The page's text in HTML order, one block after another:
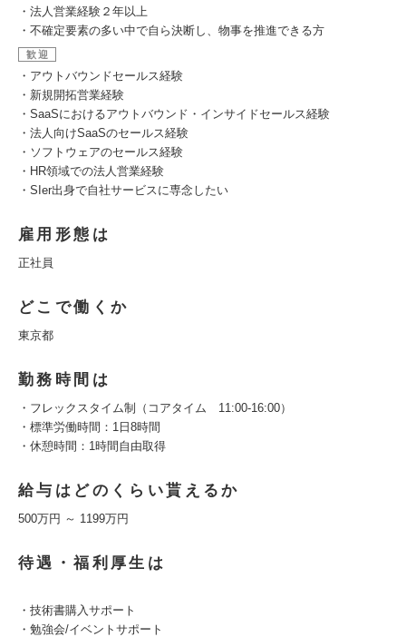
・法人営業経験２年以上
・不確定要素の多い中で自ら決断し、物事を推進できる方
歓迎
・アウトバウンドセールス経験
・新規開拓営業経験
・SaaSにおけるアウトバウンド・インサイドセールス経験
・法人向けSaaSのセールス経験
・ソフトウェアのセールス経験
・HR領域での法人営業経験
・SIer出身で自社サービスに専念したい
雇用形態は
正社員
どこで働くか
東京都
勤務時間は
・フレックスタイム制（コアタイム 11:00-16:00）
・標準労働時間：1日8時間
・休憩時間：1時間自由取得
給与はどのくらい貰えるか
500万円 ～ 1199万円
待遇・福利厚生は
・技術書購入サポート
・勉強会/イベントサポート